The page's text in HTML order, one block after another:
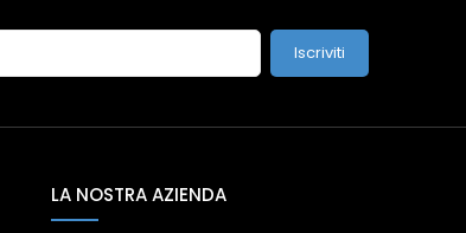
Iscriviti
LA NOSTRA AZIENDA